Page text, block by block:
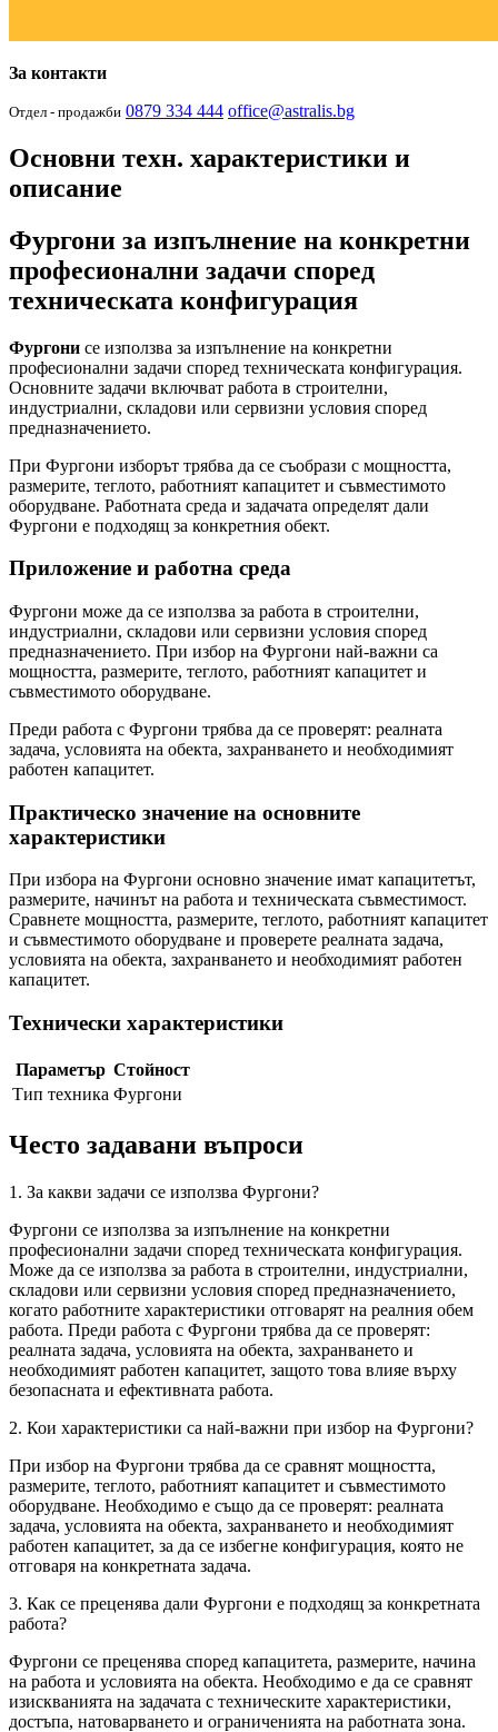
За контакти
Отдел - продажби 0879 334 444 office@astralis.bg
Основни техн. характеристики и
описание
Фургони за изпълнение на конкретни
професионални задачи според
техническата конфигурация
Фургони се използва за изпълнение на конкретни
професионални задачи според техническата конфигурация.
Основните задачи включват работа в строителни,
индустриални, складови или сервизни условия според
предназначението.
При Фургони изборът трябва да се съобрази с мощността,
размерите, теглото, работният капацитет и съвместимото
оборудване. Работната среда и задачата определят дали
Фургони е подходящ за конкретния обект.
Приложение и работна среда
Фургони може да се използва за работа в строителни,
индустриални, складови или сервизни условия според
предназначението. При избор на Фургони най-важни са
мощността, размерите, теглото, работният капацитет и
съвместимото оборудване.
Преди работа с Фургони трябва да се проверят: реалната
задача, условията на обекта, захранването и необходимият
работен капацитет.
Практическо значение на основните
характеристики
При избора на Фургони основно значение имат капацитетът,
размерите, начинът на работа и техническата съвместимост.
Сравнете мощността, размерите, теглото, работният капацитет
и съвместимото оборудване и проверете реалната задача,
условията на обекта, захранването и необходимият работен
капацитет.
Технически характеристики
Параметър Стойност
Тип техника Фургони
Често задавани въпроси
1. За какви задачи се използва Фургони?
Фургони се използва за изпълнение на конкретни
професионални задачи според техническата конфигурация.
Може да се използва за работа в строителни, индустриални,
складови или сервизни условия според предназначението,
когато работните характеристики отговарят на реалния обем
работа. Преди работа с Фургони трябва да се проверят:
реалната задача, условията на обекта, захранването и
необходимият работен капацитет, защото това влияе върху
безопасната и ефективната работа.
2. Кои характеристики са най-важни при избор на Фургони?
При избор на Фургони трябва да се сравнят мощността,
размерите, теглото, работният капацитет и съвместимото
оборудване. Необходимо е също да се проверят: реалната
задача, условията на обекта, захранването и необходимият
работен капацитет, за да се избегне конфигурация, която не
отговаря на конкретната задача.
3. Как се преценява дали Фургони е подходящ за конкретната
работа?
Фургони се преценява според капацитета, размерите, начина
на работа и условията на обекта. Необходимо е да се сравнят
изискванията на задачата с техническите характеристики,
достъпа, натоварването и ограниченията на работната зона.